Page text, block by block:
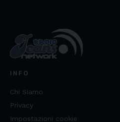
INFO
Chi Siamo
Privacy
Impostazioni cookie